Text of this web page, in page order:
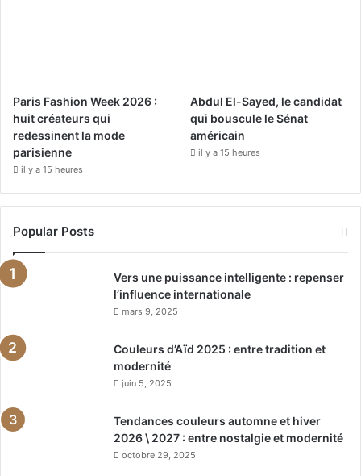
Paris Fashion Week 2026 :
huit créateurs qui
redessinent la mode
parisienne
il y a 15 heures
Abdul El-Sayed, le candidat
qui bouscule le Sénat
américain
il y a 15 heures
Popular Posts
Vers une puissance intelligente : repenser
l’influence internationale
mars 9, 2025
Couleurs d’Aïd 2025 : entre tradition et
modernité
juin 5, 2025
Tendances couleurs automne et hiver
2026 \ 2027 : entre nostalgie et modernité
octobre 29, 2025